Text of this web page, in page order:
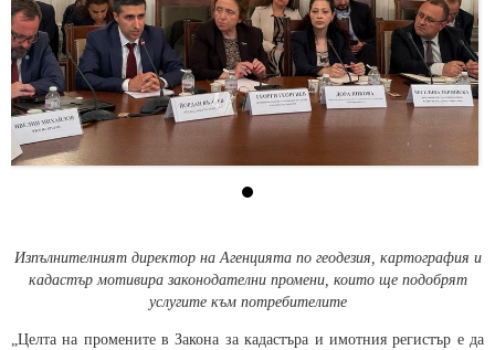
Изпълнителният директор на Агенцията по геодезия, картография и
кадастър мотивира законодателни промени, които ще подобрят
услугите към потребителите
„Целта на промените в Закона за кадастъра и имотния регистър е да